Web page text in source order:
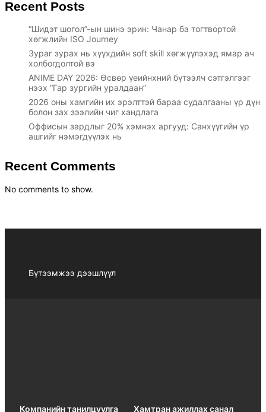
Recent Posts
“Шидэт шогол”-ын шинэ эрин: Чанар ба тогтвортой
хөгжлийн ISO Journey
Зураг зурах нь хүүхдийн soft skill хөгжүүлэхэд ямар ач
холбогдолтой вэ
ANIME DAY 2026: Өсвөр үеийнхний бүтээлч сэтгэлгээг
нээх “Гар зургийн уралдаан”
2026 оны хамгийн их эрэлттэй бараа судалгааны үр дүн
болон зах зээлийн чиг хандлага
Оффисын зардлыг 20% хэмнэх аргууд: Санхүүгийн үр
ашгийг нэмэгдүүлэх нь
Recent Comments
No comments to show.
Бүтээмжээ дээшлүүл
Компанийн танилцуулга Хамтран ажиллах санал